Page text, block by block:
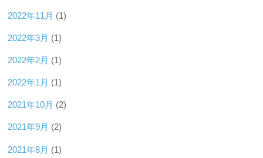
2022年11月 (1)
2022年3月 (1)
2022年2月 (1)
2022年1月 (1)
2021年10月 (2)
2021年9月 (2)
2021年8月 (1)